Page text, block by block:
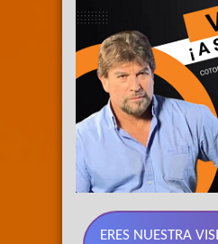
ERES NUESTRA